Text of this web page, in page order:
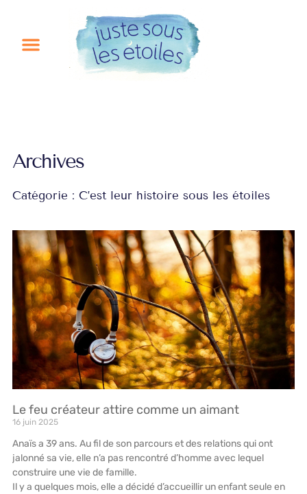
Archives
Catégorie : C’est leur histoire sous les étoiles
Le feu créateur attire comme un aimant
16 juin 2025
Anaïs a 39 ans. Au fil de son parcours et des relations qui ont
jalonné sa vie, elle n’a pas rencontré d’homme avec lequel
construire une vie de famille.
Il y a quelques mois, elle a décidé d’accueillir un enfant seule en